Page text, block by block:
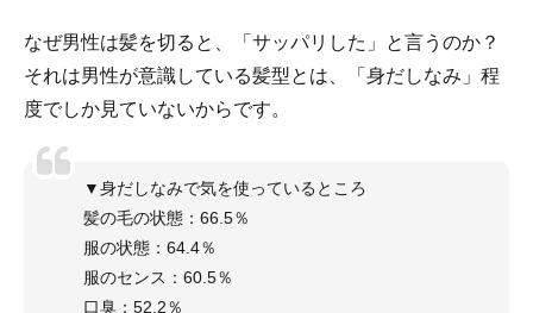
なぜ男性は髪を切ると、「サッパリした」と言うのか？
それは男性が意識している髪型とは、「身だしなみ」程
度でしか見ていないからです。
▼身だしなみで気を使っているところ
髪の毛の状態：66.5％
服の状態：64.4％
服のセンス：60.5％
口臭：52.2％